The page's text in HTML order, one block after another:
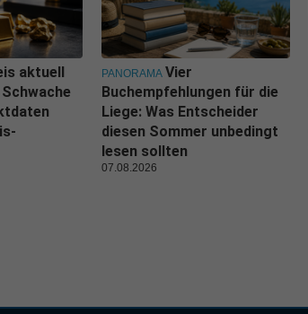
aktuell
PANORAMA Vier
Buchempfehlungen für die
Liege: Was Entscheider
diesen Sommer unbedingt
lesen sollten
07.08.2026